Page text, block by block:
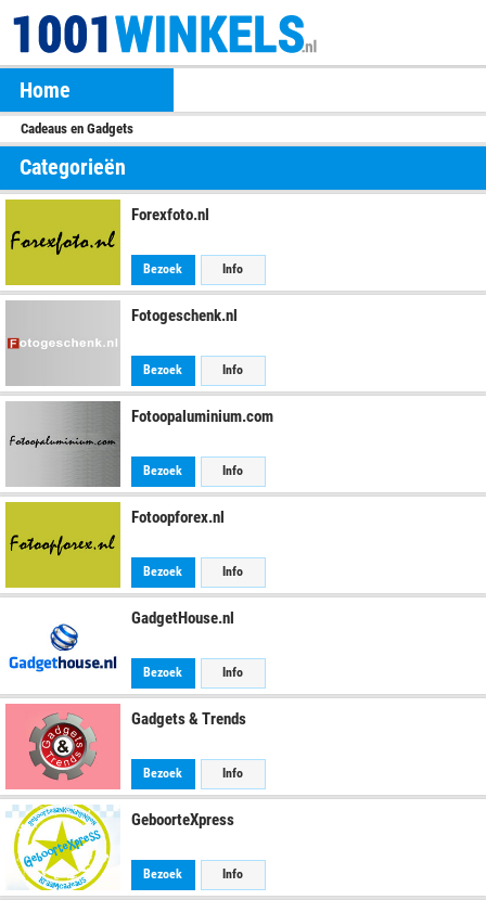
Home
Cadeaus en Gadgets
Categorieën
Forexfoto.nl
Bezoek Info
Fotogeschenk.nl
Bezoek Info
Fotoopaluminium.com
Bezoek Info
Fotoopforex.nl
Bezoek Info
GadgetHouse.nl
Bezoek Info
Gadgets & Trends
Bezoek Info
GeboorteXpress
Bezoek Info